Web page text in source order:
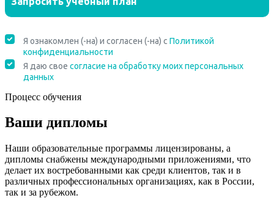
Процесс обучения
Ваши дипломы
Наши образовательные программы лицензированы, а
дипломы снабжены международными приложениями, что
делает их востребованными как среди клиентов, так и в
различных профессиональных организациях, как в России,
так и за рубежом.